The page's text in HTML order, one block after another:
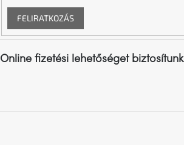
Karácsonyi
utalványok
FELIRATKOZÁS
Online fizetési lehetőséget biztosítunk